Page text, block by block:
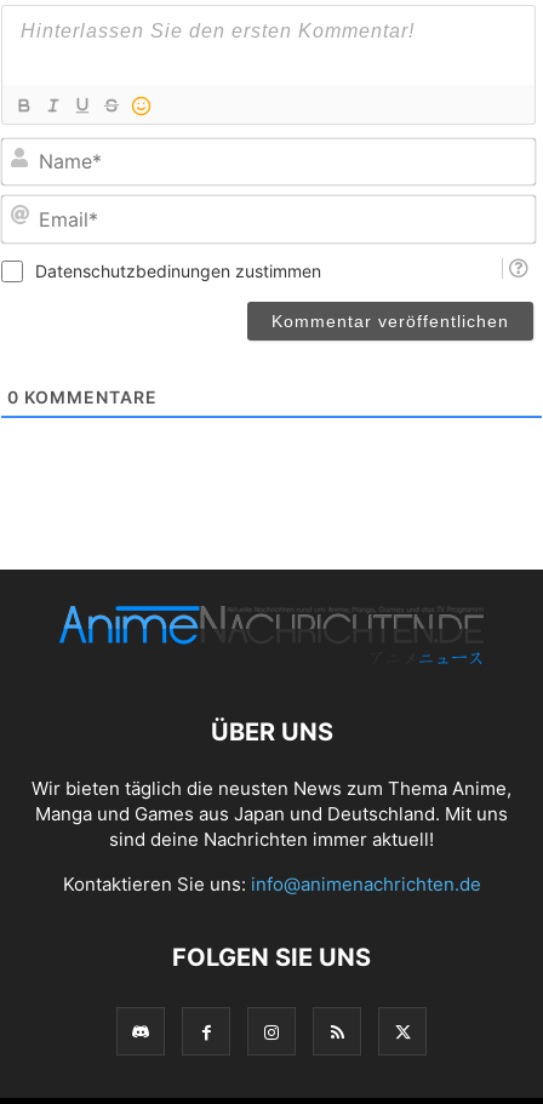
Datenschutzbedinungen zustimmen
0 KOMMENTARE
ÜBER UNS
Wir bieten täglich die neusten News zum Thema Anime,
Manga und Games aus Japan und Deutschland. Mit uns
sind deine Nachrichten immer aktuell!
Kontaktieren Sie uns: info@animenachrichten.de
FOLGEN SIE UNS